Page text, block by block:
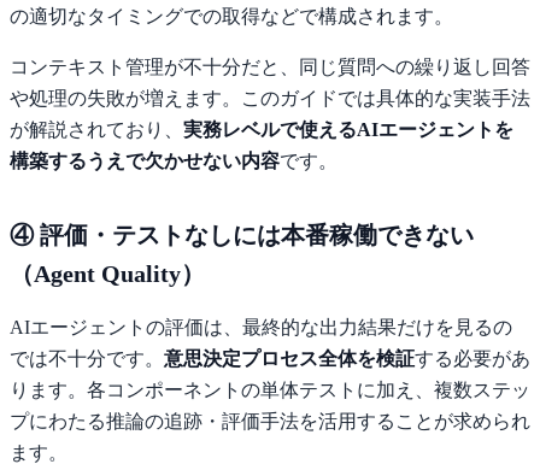
の適切なタイミングでの取得などで構成されます。
コンテキスト管理が不十分だと、同じ質問への繰り返し回答
や処理の失敗が増えます。このガイドでは具体的な実装手法
が解説されており、 実務レベルで使えるAIエージェントを
構築するうえで欠かせない内容です。
④ 評価・テストなしには本番稼働できない
（Agent Quality）
AIエージェントの評価は、最終的な出力結果だけを見るの
では不十分です。 意思決定プロセス全体を検証する必要があ
ります。各コンポーネントの単体テストに加え、複数ステッ
プにわたる推論の追跡・評価手法を活用することが求められ
ます。